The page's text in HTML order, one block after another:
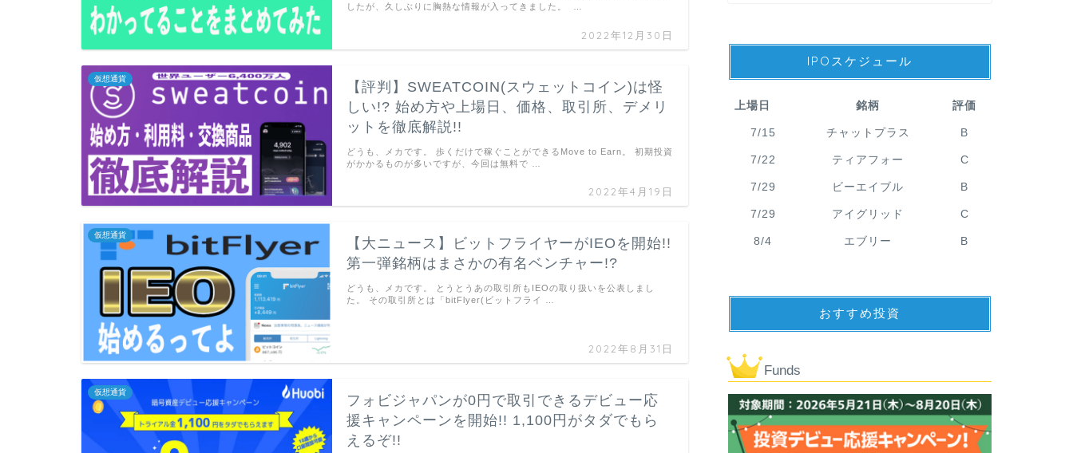
2022年12月30日
したが、久しぶりに胸熱な情報が入ってきました。 …
仮想通貨
【評判】SWEATCOIN(スウェットコイン)は怪
しい!? 始め方や上場日、価格、取引所、デメリ
ットを徹底解説!!
2022年4月19日
どうも、メカです。 歩くだけで稼ぐことができるMove to Earn。 初期投資
がかかるものが多いですが、今回は無料で …
仮想通貨
【大ニュース】ビットフライヤーがIEOを開始!!
第一弾銘柄はまさかの有名ベンチャー!?
2022年8月31日
どうも、メカです。 とうとうあの取引所もIEOの取り扱いを公表しまし
た。 その取引所とは「bitFlyer(ビットフライ …
仮想通貨
フォビジャパンが0円で取引できるデビュー応
援キャンペーンを開始!! 1,100円がタダでもら
えるぞ!!
IPOスケジュール
上場日 銘柄 評価
7/15 チャットプラス B
7/22 ティアフォー C
7/29 ビーエイブル B
7/29 アイグリッド C
8/4 エブリー B
おすすめ投資
Funds